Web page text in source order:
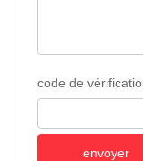
code de
envoyer